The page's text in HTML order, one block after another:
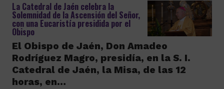
La Catedral de Jaén celebra la
Solemnidad de la Ascensión del Señor,
con una Eucaristía presidida por el
Obispo
El Obispo de Jaén, Don Amadeo
Rodríguez Magro, presidía, en la S. I.
Catedral de Jaén, la Misa, de las 12
horas, en…